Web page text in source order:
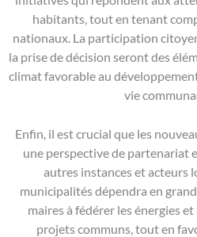
habitants, tout en tenant
nationaux. La participation
la prise de décision seront des
climat favorable au
vie
Enfin, il est crucial que les
une perspective de partenariat
autres instances et acteurs
municipalités dépendra en
maires à fédérer les énergies
projets communs, tout en